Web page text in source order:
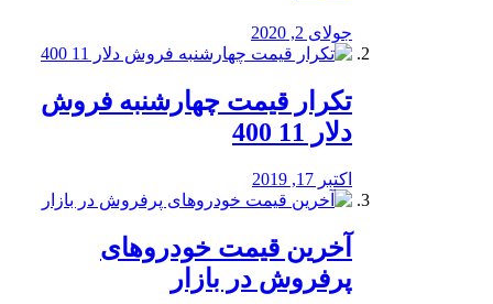
جولای 2, 2020
تکرار قیمت چهارشنبه فروش
دلار 11 400
اکتبر 17, 2019
آخرین قیمت خودرو‌های
پرفروش در بازار